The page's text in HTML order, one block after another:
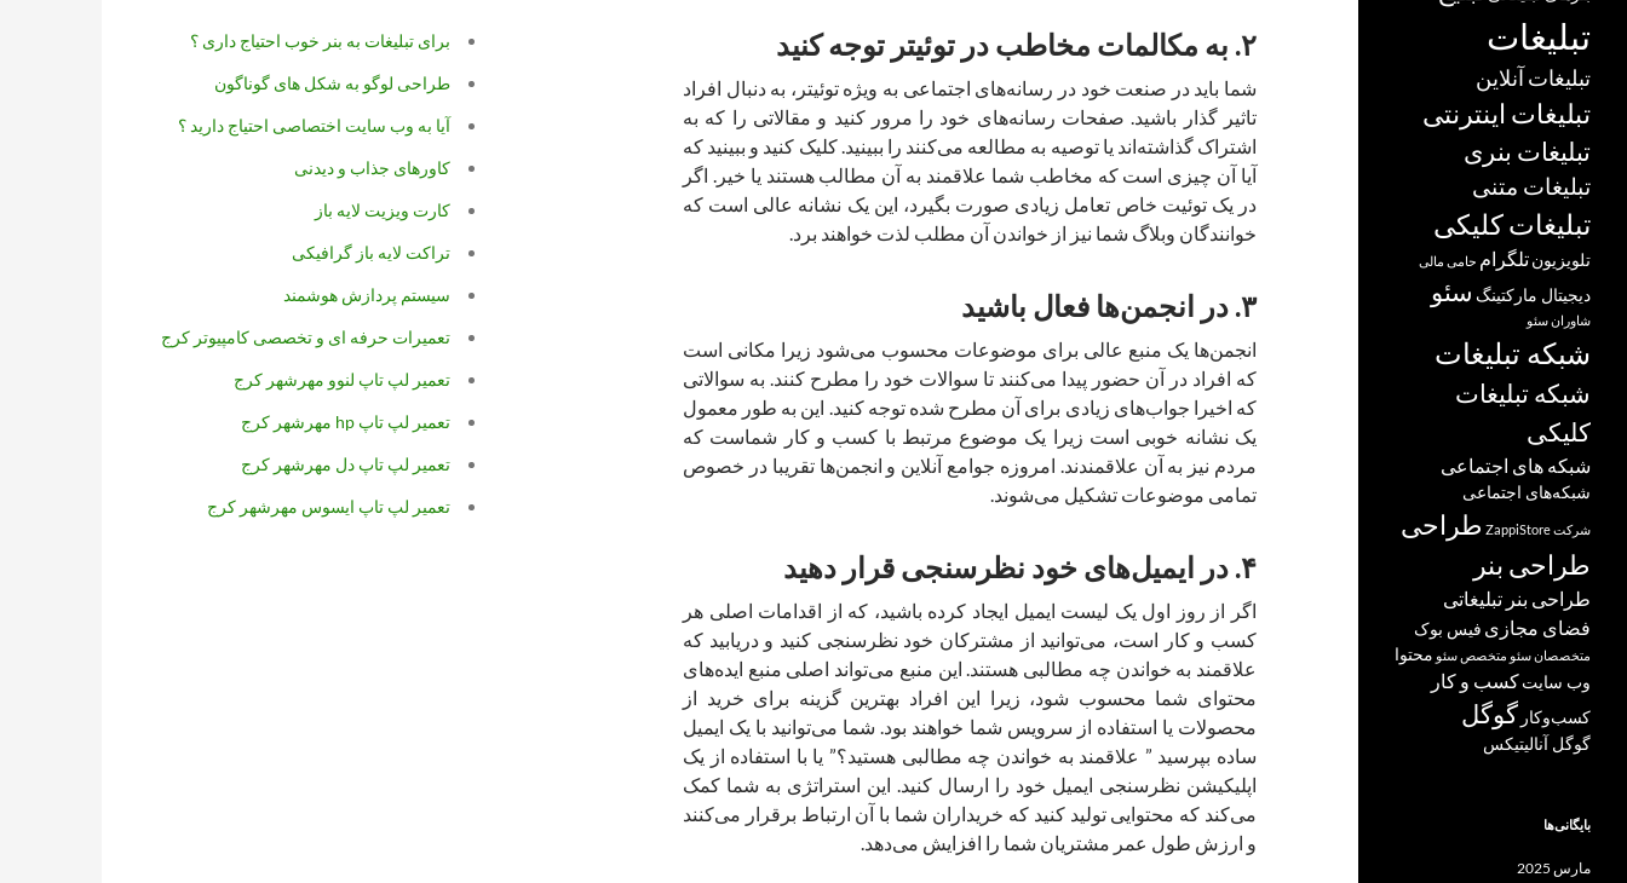
۲. به مکالمات مخاطب در توئیتر توجه کنید
شما باید در صنعت خود در رسانه‌‎های اجتماعی به ویژه توئیتر، به دنبال افراد
تاثیر گذار باشید. صفحات رسانه‌های خود را مرور کنید و مقالاتی را که به
اشتراک گذاشته‌اند یا توصیه به مطالعه می‌کنند را ببینید. کلیک کنید و ببینید که
آیا آن چیزی است که مخاطب شما علاقمند به آن مطالب هستند یا خیر. اگر
در یک توئیت خاص تعامل زیادی صورت بگیرد، این یک نشانه عالی است که
خوانندگان وبلاگ شما نیز از خواندن آن مطلب لذت خواهند برد.
۳. در انجمن‌ها فعال باشید
انجمن‌ها یک منبع عالی برای موضوعات محسوب می‌شود زیرا مکانی است
که افراد در آن حضور پیدا می‌کنند تا سوالات خود را مطرح کنند. به سوالاتی
که اخیرا جواب‌های زیادی برای آن مطرح شده توجه کنید. این به طور معمول
یک نشانه خوبی است زیرا یک موضوع مرتبط با کسب و کار شماست که
مردم نیز به آن علاقمندند. امروزه جوامع آنلاین و انجمن‌ها تقریبا در خصوص
تمامی موضوعات تشکیل می‌شوند.
۴. در ایمیل‌های خود نظرسنجی قرار دهید
اگر از روز اول یک لیست ایمیل ایجاد کرده باشید، که از اقدامات اصلی هر
کسب و کار است، می‌توانید از مشترکان خود نظرسنجی کنید و دریابید که
علاقمند به خواندن چه مطالبی هستند. این منبع می‌تواند اصلی منبع ایده‌های
محتوای شما محسوب شود، زیرا این افراد بهترین گزینه برای خرید از
محصولات یا استفاده از سرویس شما خواهند بود. شما می‌توانید با یک ایمیل
ساده بپرسید ” علاقمند به خواندن چه مطالبی هستید؟” یا با استفاده از یک
اپلیکیشن نظرسنجی ایمیل خود را ارسال کنید. این استراتژی به شما کمک
می‌کند که محتوایی تولید کنید که خریداران شما با آن ارتباط برقرار می‌کنند
و ارزش طول عمر مشتریان شما را افزایش می‌دهد.
برای تبلیغات به بنر خوب احتیاج داری ؟
طراحی لوگو به شکل های گوناگون
آیا به وب سایت اختصاصی احتیاج دارید ؟
کاورهای جذاب و دیدنی
کارت ویزیت لایه باز
تراکت لایه باز گرافیکی
سیستم پردازش هوشمند
تعمیرات حرفه ای و تخصصی کامپیوتر کرج
تعمیر لپ تاپ لنوو مهرشهر کرج
تعمیر لپ تاپ hp مهرشهر کرج
تعمیر لپ تاپ دل مهرشهر کرج
تعمیر لپ تاپ ایسوس مهرشهر کرج
تبلیغات
تبلیغات آنلاین
تبلیغات اینترنتی
تبلیغات بنری
تبلیغات متنی
تبلیغات کلیکی
تلویزیونتلگرام حامی مالی
دیجیتال مارکتینگ سئو
شاوران سئو
شبکه تبلیغات
شبکه تبلیغات
کلیکی
شبکه های اجتماعی
شبکه‌های اجتماعی
شرکت ZappiStore
طراحی
طراحی بنر
طراحی بنر تبلیغاتی
فضای مجازی فیس بوک
متخصصان سئو متخصص سئو محتوا
وب سایتکسب و کار
کسب‌وکار گوگل
گوگل آنالیتیکس
بایگانی‌ها
مارس 2025